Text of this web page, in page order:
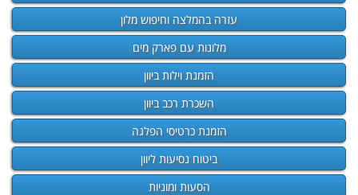
עזרה בהמלצה וחיפוש מלון
מלונות עם פארק מים
הזמנת וילות ביוון
השכרת רכב ביוון
הזמנת כרטיסי הפלגה
ביטוח נסיעות ליוון
הסעות ומוניות